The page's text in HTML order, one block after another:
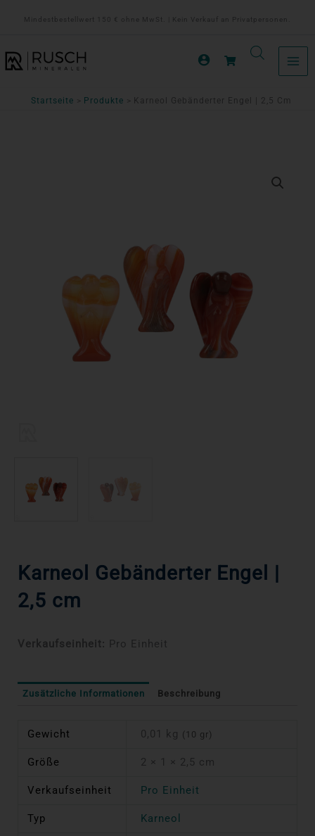
Mindestbestellwert 150 € ohne MwSt. | Kein Verkauf an Privatpersonen.
Startseite Produkte Karneol Gebänderter Engel | 2,5 Cm
Karneol Gebänderter Engel |
2,5 cm
Verkaufseinheit: Pro Einheit
Zusätzliche Informationen Beschreibung
Gewicht 0,01 kg (10 gr)
Größe 2 × 1 × 2,5 cm
Verkaufseinheit Pro Einheit
Typ Karneol